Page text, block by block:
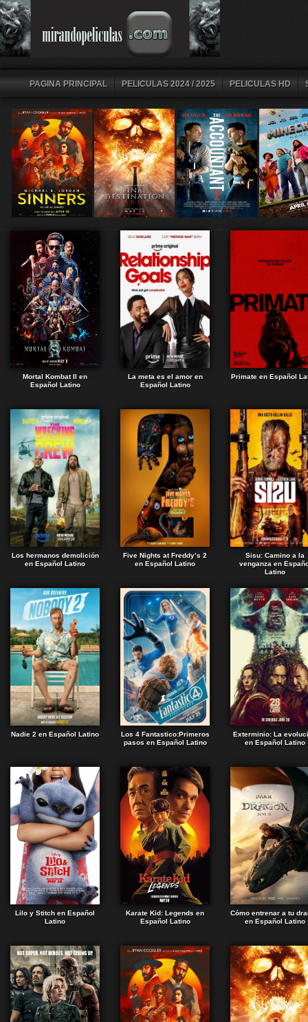
PAGINA PRINCIPAL PELICULAS 2024 / 2025 PELICULAS HD
Mortal Kombat II en
Español Latino
La meta es el amor en
Español Latino
Primate en Español
Los hermanos demolición
en Español Latino
Five Nights at Freddy’s 2
en Español Latino
Sisu: Camino a la
venganza en
Latino
Nadie 2 en Español Latino
Los 4 Fantastico:Primeros
pasos en Español Latino
Exterminio: La
en Español Latino
Lilo y Stitch en Español
Latino
Karate Kid: Legends en
Español Latino
Cómo entrenar a tu
en Español Latino